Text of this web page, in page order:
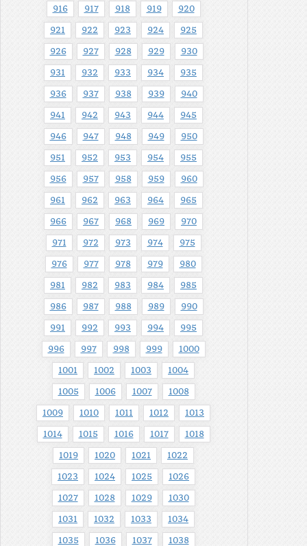
916 917 918 919 920
921 922 923 924 925
926 927 928 929 930
931 932 933 934 935
936 937 938 939 940
941 942 943 944 945
946 947 948 949 950
951 952 953 954 955
956 957 958 959 960
961 962 963 964 965
966 967 968 969 970
971 972 973 974 975
976 977 978 979 980
981 982 983 984 985
986 987 988 989 990
991 992 993 994 995
996 997 998 999 1000
1001 1002 1003 1004
1005 1006 1007 1008
1009 1010 1011 1012 1013
1014 1015 1016 1017 1018
1019 1020 1021 1022
1023 1024 1025 1026
1027 1028 1029 1030
1031 1032 1033 1034
1035 1036 1037 1038